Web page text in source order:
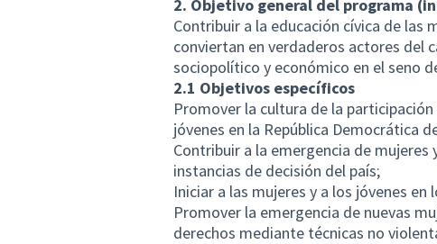
2. Objetivo general del programa
Contribuir a la educación cívica de las
conviertan en verdaderos actores del
sociopolítico y económico en el seno
2.1 Objetivos específicos
Promover la cultura de la
jóvenes en la República Democrática
Contribuir a la emergencia de
instancias de decisión del país;
Iniciar a las mujeres y a los jóvenes
Promover la emergencia de nuevas
derechos mediante técnicas no